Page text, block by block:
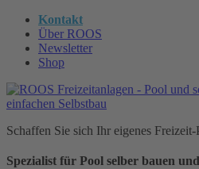
Kontakt
Über ROOS
Newsletter
Shop
Schaffen Sie sich Ihr eigenes Freizeit-
Spezialist für Pool selber bauen